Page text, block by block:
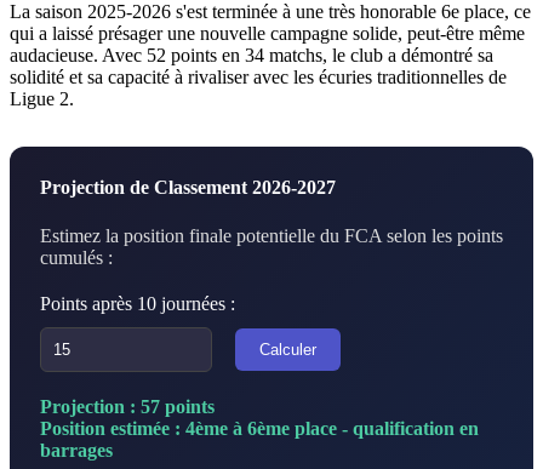
La saison 2025-2026 s'est terminée à une très honorable 6e place, ce
qui a laissé présager une nouvelle campagne solide, peut-être même
audacieuse. Avec 52 points en 34 matchs, le club a démontré sa
solidité et sa capacité à rivaliser avec les écuries traditionnelles de
Ligue 2.
Projection de Classement 2026-2027
Estimez la position finale potentielle du FCA selon les points
cumulés :
Points après 10 journées :
Calculer
Projection : 57 points
Position estimée : 4ème à 6ème place - qualification en
barrages